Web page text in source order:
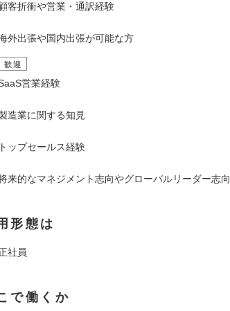
客折衝や営業・通訳経験
外出張や国内出張が可能な方
歓迎
営業経験
造業に関する知見
トップセールス経験
来的なマネジメント志向やグローバルリーダー志向
形態は
社員
で働くか